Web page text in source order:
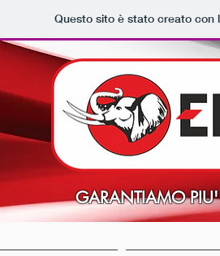
Questo sito è stato creato
GARANTIAMO PIU'